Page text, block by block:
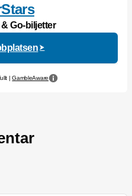
Go-biljetter
|GambleAware